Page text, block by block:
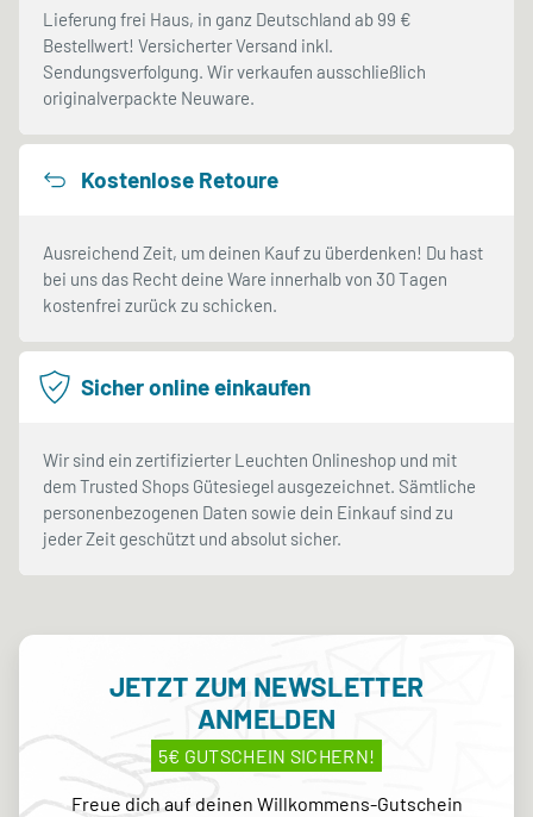
Lieferung frei Haus, in ganz Deutschland ab 99 €
Bestellwert! Versicherter Versand inkl.
Sendungsverfolgung. Wir verkaufen ausschließlich
originalverpackte Neuware.
Kostenlose Retoure
Ausreichend Zeit, um deinen Kauf zu überdenken! Du hast
bei uns das Recht deine Ware innerhalb von 30 Tagen
kostenfrei zurück zu schicken.
Sicher online einkaufen
Wir sind ein zertifizierter Leuchten Onlineshop und mit
dem Trusted Shops Gütesiegel ausgezeichnet. Sämtliche
personenbezogenen Daten sowie dein Einkauf sind zu
jeder Zeit geschützt und absolut sicher.
JETZT ZUM NEWSLETTER
ANMELDEN
5€ GUTSCHEIN SICHERN!
Freue dich auf deinen Willkommens-Gutschein